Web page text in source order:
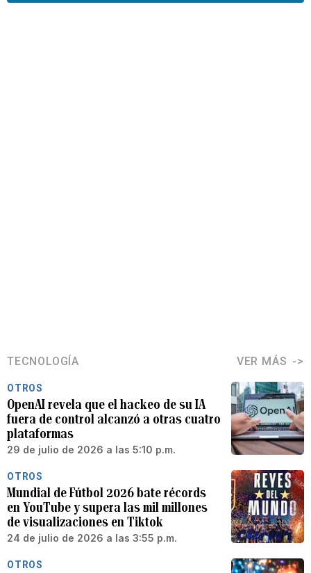
TECNOLOGÍA VER MÁS
OTROS
OpenAI revela que el hackeo de su IA
fuera de control alcanzó a otras cuatro
plataformas
29 de julio de 2026 a las 5:10 p.m.
OTROS
Mundial de Fútbol 2026 bate récords
en YouTube y supera las mil millones
de visualizaciones en Tiktok
24 de julio de 2026 a las 3:55 p.m.
OTROS